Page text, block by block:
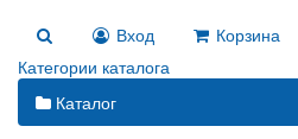
Вход
Корзина
Категории каталога
Каталог